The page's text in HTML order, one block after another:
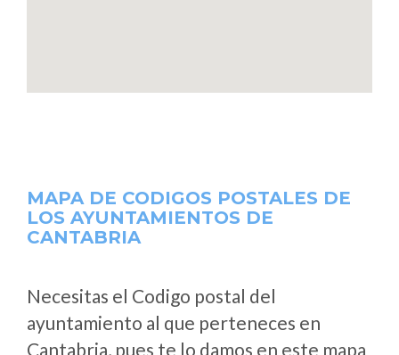
MAPA DE CODIGOS POSTALES DE
LOS AYUNTAMIENTOS DE
CANTABRIA
Necesitas el Codigo postal del
ayuntamiento al que perteneces en
Cantabria, pues te lo damos en este mapa